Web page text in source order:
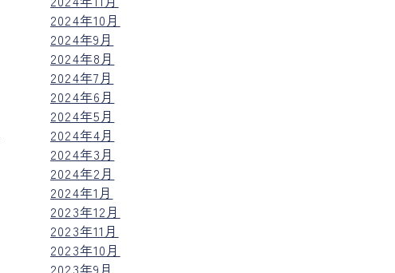
2024年10月
2024年9月
2024年8月
2024年7月
2024年6月
2024年5月
2024年4月
2024年3月
2024年2月
2024年1月
2023年12月
2023年11月
2023年10月
2023年9月